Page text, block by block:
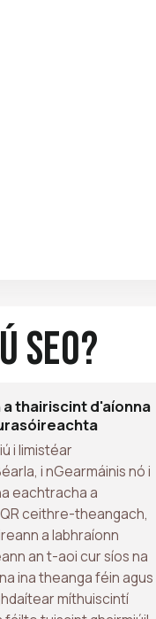
Seo?
thairiscint d'aíonna
i limistéar
i nGearmáinis nó i
eachtracha a
ceithre-theangach,
a labhraíonn
an t-aoi cur síos na
ina theanga féin agus
míthuiscintí